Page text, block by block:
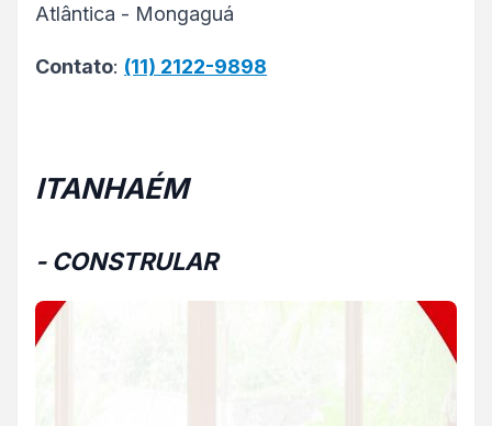
Atlântica - Mongaguá
Contato: (11) 2122-9898
ITANHAÉM
- CONSTRULAR